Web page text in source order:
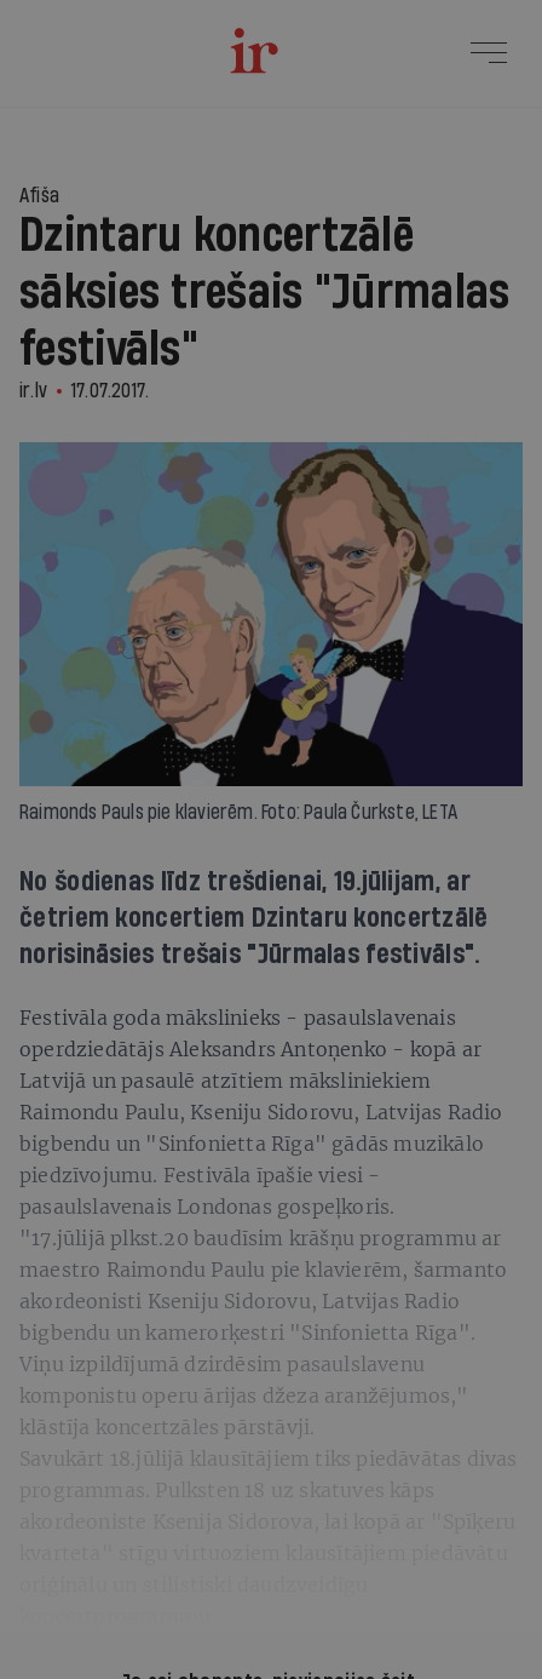
Afiša
Dzintaru koncertzālē
sāksies trešais "Jūrmalas
festivāls"
ir.lv 17.07.2017.
Raimonds Pauls pie klavierēm. Foto: Paula Čurkste, LETA
No šodienas līdz trešdienai, 19.jūlijam, ar
četriem koncertiem Dzintaru koncertzālē
norisināsies trešais "Jūrmalas festivāls".
Festivāla goda mākslinieks - pasaulslavenais
operdziedātājs Aleksandrs Antoņenko - kopā ar
Latvijā un pasaulē atzītiem māksliniekiem
Raimondu Paulu, Kseniju Sidorovu, Latvijas Radio
bigbendu un "Sinfonietta Rīga" gādās muzikālo
piedzīvojumu. Festivāla īpašie viesi -
pasaulslavenais Londonas gospeļkoris.
"17.jūlijā plkst.20 baudīsim krāšņu programmu ar
maestro Raimondu Paulu pie klavierēm, šarmanto
akordeonisti Kseniju Sidorovu, Latvijas Radio
bigbendu un kamerorķestri "Sinfonietta Rīga".
Viņu izpildījumā dzirdēsim pasaulslavenu
komponistu operu ārijas džeza aranžējumos,"
klāstīja koncertzāles pārstāvji.
Savukārt 18.jūlijā klausītājiem tiks piedāvātas divas
programmas. Pulksten 18 uz skatuves kāps